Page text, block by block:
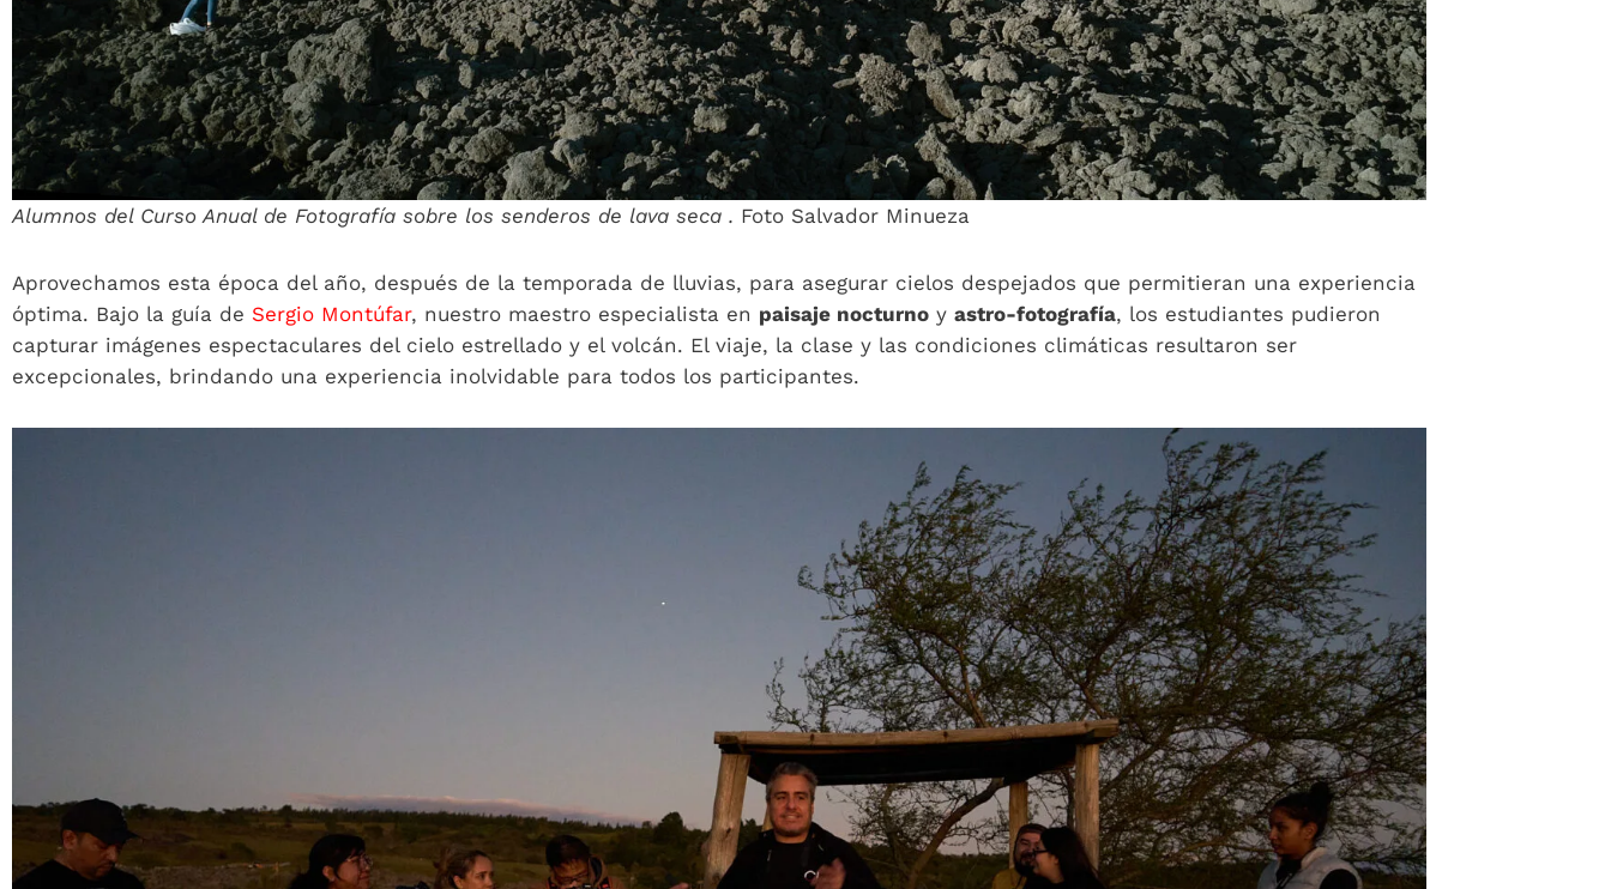
Alumnos del Curso Anual de Fotografía sobre los senderos de lava seca . Foto Salvador Minueza
Aprovechamos esta época del año, después de la temporada de lluvias, para asegurar cielos despejados que permitieran una experiencia
óptima. Bajo la guía de Sergio Montúfar, nuestro maestro especialista en paisaje nocturno y astro-fotografía, los estudiantes pudieron
capturar imágenes espectaculares del cielo estrellado y el volcán. El viaje, la clase y las condiciones climáticas resultaron ser
excepcionales, brindando una experiencia inolvidable para todos los participantes.